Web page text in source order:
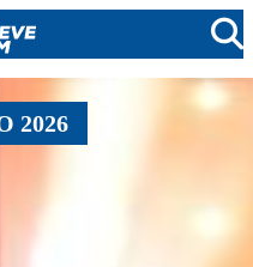
2026